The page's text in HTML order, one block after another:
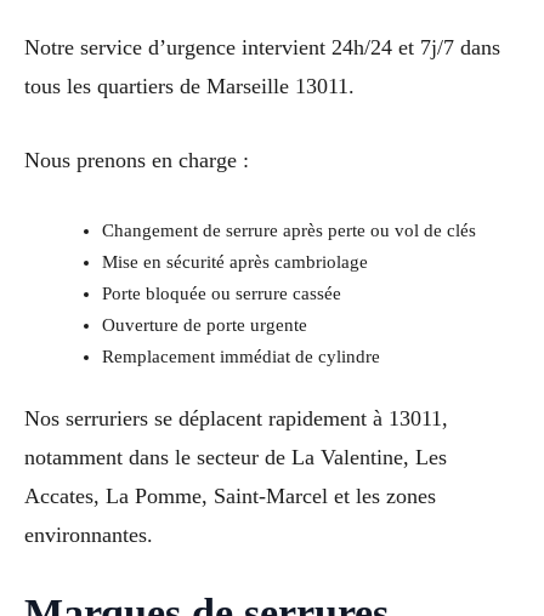
Notre service d’urgence intervient 24h/24 et 7j/7 dans
tous les quartiers de Marseille 13011.
Nous prenons en charge :
Changement de serrure après perte ou vol de clés
Mise en sécurité après cambriolage
Porte bloquée ou serrure cassée
Ouverture de porte urgente
Remplacement immédiat de cylindre
Nos serruriers se déplacent rapidement à 13011,
notamment dans le secteur de La Valentine, Les
Accates, La Pomme, Saint-Marcel et les zones
environnantes.